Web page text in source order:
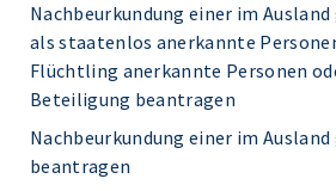
Nachbeurkundung einer im Ausland
als staatenlos anerkannte
Flüchtling anerkannte Personen
Beteiligung beantragen
Nachbeurkundung einer im Ausland
beantragen